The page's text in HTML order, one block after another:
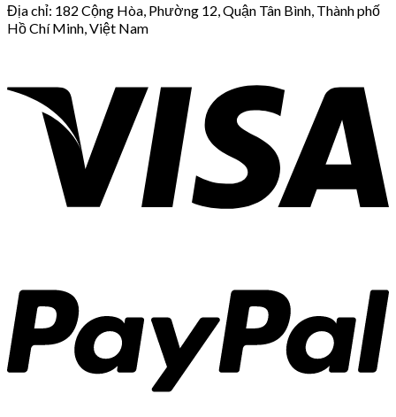
Địa chỉ: 182 Cộng Hòa, Phường 12, Quận Tân Bình, Thành phố
Hồ Chí Minh, Việt Nam